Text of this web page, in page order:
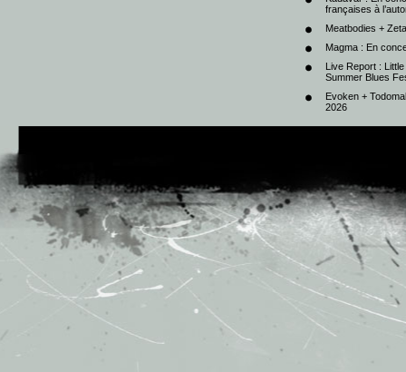
françaises à
Meatbodies +
Magma : En
Live Report :
Summer Blues
Evoken +
2026